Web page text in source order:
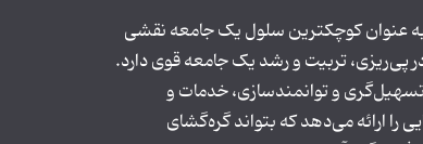
به عنوان کوچکترین سلول یک جامعه نقشی
پی‌ریزی، تربیت و رشد یک جامعه قوی دارد.
تسهیل‌گری و توانمندسازی، خدمات و
را ارائه می‌دهد که بتواند گره‌گشای